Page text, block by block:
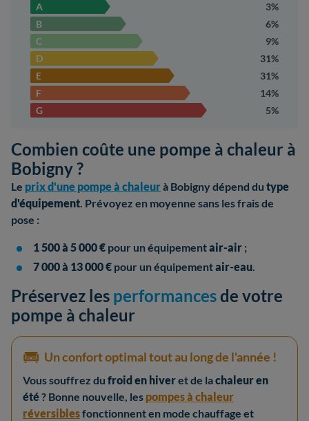
A
3%
B
6%
C
9%
D
31%
E
31%
F
14%
G
5%
Combien coûte une pompe à chaleur à
Bobigny ?
Le prix d'une pompe à chaleurà Bobigny dépend du type
d'équipement. Prévoyez en moyenne sans les frais de
pose :
1 500 à 5 000 € pour un équipementair-air ;
7 000 à 13 000 € pour un équipementair-eau.
Préservez les performancesde votre
pompe à chaleur
Un confort optimal tout au long de l'année !
Vous souffrez du froid en hiveret de lachaleur en
été ? Bonne nouvelle, les pompes à chaleur
réversiblesfonctionnent en mode chauffage et